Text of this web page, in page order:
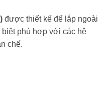
được thiết kế để lắp ngoài
biệt phù hợp với các hệ
chế.